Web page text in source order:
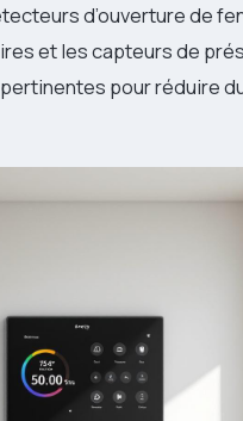
d’ouverture de
et les capteurs de
pour réduire